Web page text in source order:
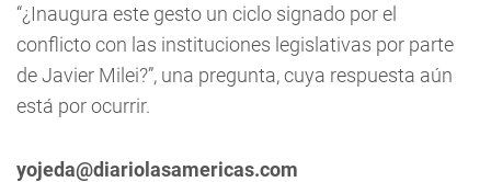
“¿Inaugura este gesto un ciclo signado por el
conflicto con las instituciones legislativas por parte
de Javier Milei?”, una pregunta, cuya respuesta aún
está por ocurrir.
yojeda@diariolasamericas.com